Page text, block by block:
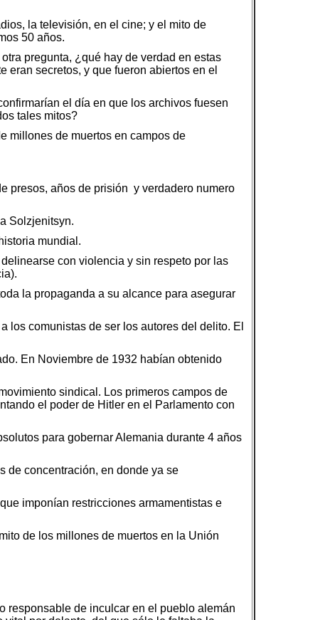
la televisión, en el cine; y el mito de
50 años.
pregunta, ¿qué hay de verdad en estas
secretos, y que fueron abiertos en el
el día en que los archivos fuesen
tales mitos?
millones de muertos en campos de
presos, años de prisión y verdadero numero
Solzjenitsyn.
mundial.
con violencia y sin respeto por las
la propaganda a su alcance para asegurar
los comunistas de ser los autores del delito. El
En Noviembre de 1932 habían obtenido
sindical. Los primeros campos de
el poder de Hitler en el Parlamento con
para gobernar Alemania durante 4 años
de concentración, en donde ya se
imponían restricciones armamentistas e
de los millones de muertos en la Unión
responsable de inculcar en el pueblo alemán